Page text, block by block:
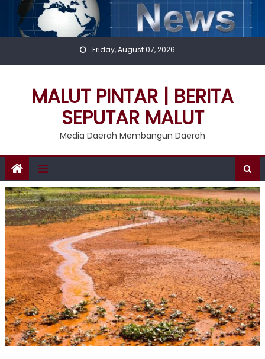
content
Friday, August 07, 2026
MALUT PINTAR | BERITA
SEPUTAR MALUT
Media Daerah Membangun Daerah